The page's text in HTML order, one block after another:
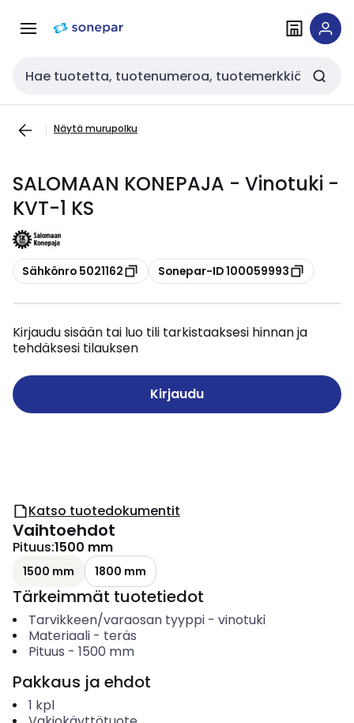
navigointiinsisältöön
Haku
Näytä murupolku
SALOMAAN KONEPAJA - Vinotuki -
KVT-1 KS
Kopioi
Sähkönro 5021162 Kopioi
Sonepar-ID 100059993
Kirjaudu sisään tai luo tili tarkistaaksesi hinnan ja
tehdäksesi tilauksen
Kirjaudu
Katso tuotedokumentit
Vaihtoehdot
Pituus:1500 mm
1500 mm 1800 mm
Tärkeimmät tuotetiedot
Tarvikkeen/varaosan tyyppi- vinotuki
Materiaali- teräs
Pituus - 1500 mm
Pakkaus ja ehdot
1 kpl